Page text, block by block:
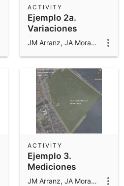
Ejemplo 2a.
Variaciones
funcionales
ACTIVITY
JM Arranz, JA Mora, M Sada y R Losada
Ejemplo 3.
Mediciones
directas
ACTIVITY
JM Arranz, JA Mora, M Sada y R Losada